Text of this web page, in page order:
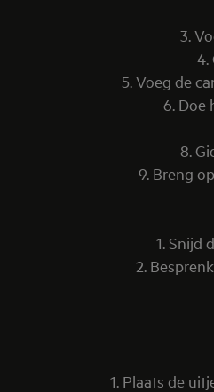
3.
4.
5. Voeg de
6. Doe
8.
9. Breng
1. Snijd
2.
1. Plaats de